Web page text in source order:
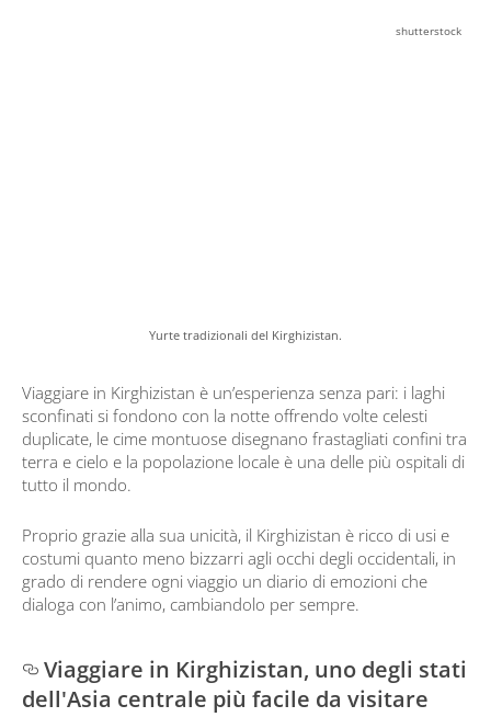
shutterstock
Yurte tradizionali del Kirghizistan.
Viaggiare in Kirghizistan è un’esperienza senza pari: i laghi
sconfinati si fondono con la notte offrendo volte celesti
duplicate, le cime montuose disegnano frastagliati confini tra
terra e cielo e la popolazione locale è una delle più ospitali di
tutto il mondo.
Proprio grazie alla sua unicità, il Kirghizistan è ricco di usi e
costumi quanto meno bizzarri agli occhi degli occidentali, in
grado di rendere ogni viaggio un diario di emozioni che
dialoga con l’animo, cambiandolo per sempre.
Viaggiare in Kirghizistan, uno degli stati
dell'Asia centrale più facile da visitare